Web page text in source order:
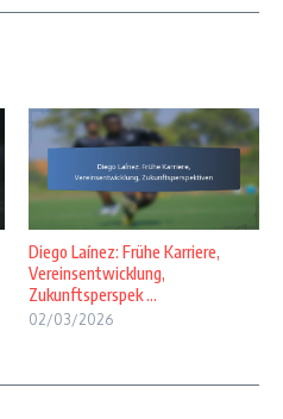
Diego Laínez: Frühe Karriere,
Vereinsentwicklung,
Zukunftsperspek ...
02/03/2026